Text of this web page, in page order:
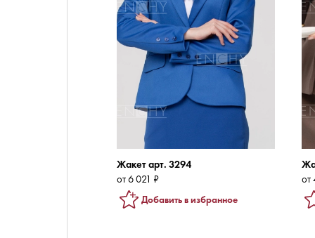
Жакет арт. 3294
от 6 021 ₽
Добавить в избранное
от